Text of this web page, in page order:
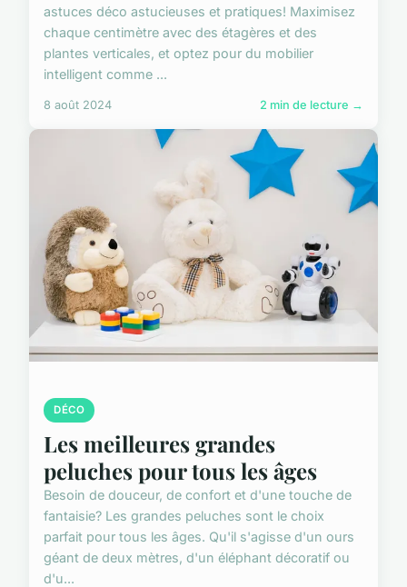
astuces déco astucieuses et pratiques! Maximisez
chaque centimètre avec des étagères et des
plantes verticales, et optez pour du mobilier
intelligent comme ...
8 août 2024 2 min de lecture →
DÉCO
Les meilleures grandes
peluches pour tous les âges
Besoin de douceur, de confort et d'une touche de
fantaisie? Les grandes peluches sont le choix
parfait pour tous les âges. Qu'il s'agisse d'un ours
géant de deux mètres, d'un éléphant décoratif ou
d'u...